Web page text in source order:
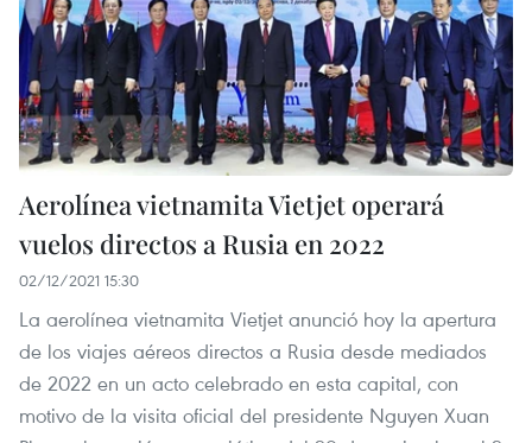
Aerolínea vietnamita Vietjet operará
vuelos directos a Rusia en 2022
02/12/2021 15:30
La aerolínea vietnamita Vietjet anunció hoy la apertura
de los viajes aéreos directos a Rusia desde mediados
de 2022 en un acto celebrado en esta capital, con
motivo de la visita oficial del presidente Nguyen Xuan